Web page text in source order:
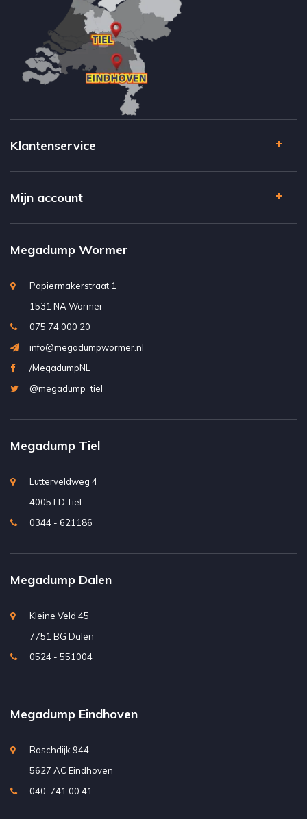
Klantenservice
Mijn account
Megadump Wormer
Papiermakerstraat 1
1531 NA Wormer
075 74 000 20
info@megadumpwormer.nl
/MegadumpNL
@megadump_tiel
Megadump Tiel
Lutterveldweg 4
4005 LD Tiel
0344 - 621186
Megadump Dalen
Kleine Veld 45
7751 BG Dalen
0524 - 551004
Megadump Eindhoven
Boschdijk 944
5627 AC Eindhoven
040-741 00 41